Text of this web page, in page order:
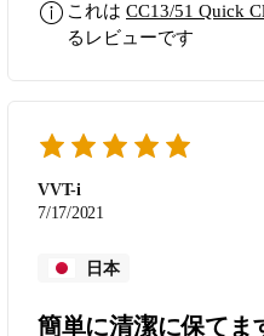
に、入ると良いと、思い
と連動していて便利です。
これは CC13/51 Quick
るレビューです
VVT-i
7/17/2021
日本
簡単に清潔に保てま